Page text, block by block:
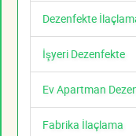
Dezenfekte
İşyeri Dezenfekte
Ev Apartman
Fabrika İlaçlama